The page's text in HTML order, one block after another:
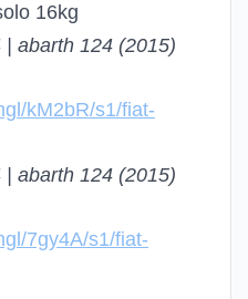
16kg
kM2bR/s1/fiat-
7gy4A/s1/fiat-